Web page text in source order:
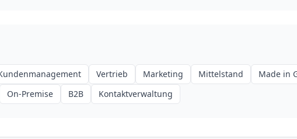
Vertrieb Marketing Mittelstand
Made in
On-Premise B2B Kontaktverwaltung